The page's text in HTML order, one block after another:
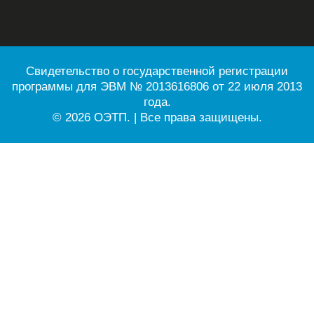
Свидетельство о государственной регистрации
программы для ЭВМ № 2013616806 от 22 июля 2013
года.
© 2026 ОЭТП. | Все права защищены.